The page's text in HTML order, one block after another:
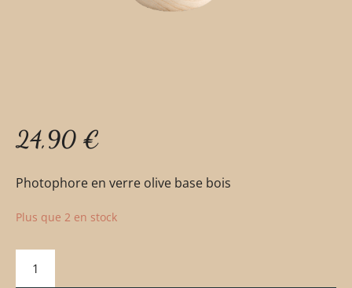
24,90 €
Photophore en verre olive base bois
Plus que 2 en stock